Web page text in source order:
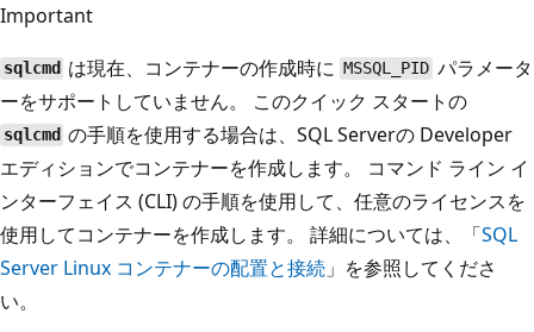
Important
sqlcmd は現在、コンテナーの作成時に MSSQL_PID パラメータ
ーをサポートしていません。 このクイック スタートの
sqlcmd の手順を使用する場合は、SQL Serverの Developer
エディションでコンテナーを作成します。 コマンド ライン イ
ンターフェイス (CLI) の手順を使用して、任意のライセンスを
使用してコンテナーを作成します。 詳細については、「SQL
Server Linux コンテナーの配置と接続 」を参照してくださ
い。